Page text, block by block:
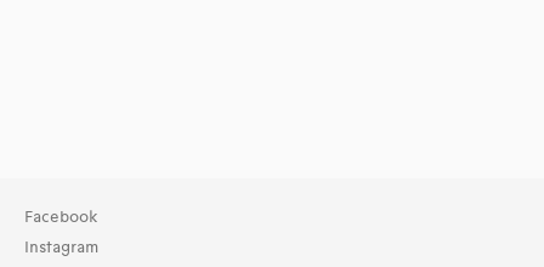
Facebook
Instagram